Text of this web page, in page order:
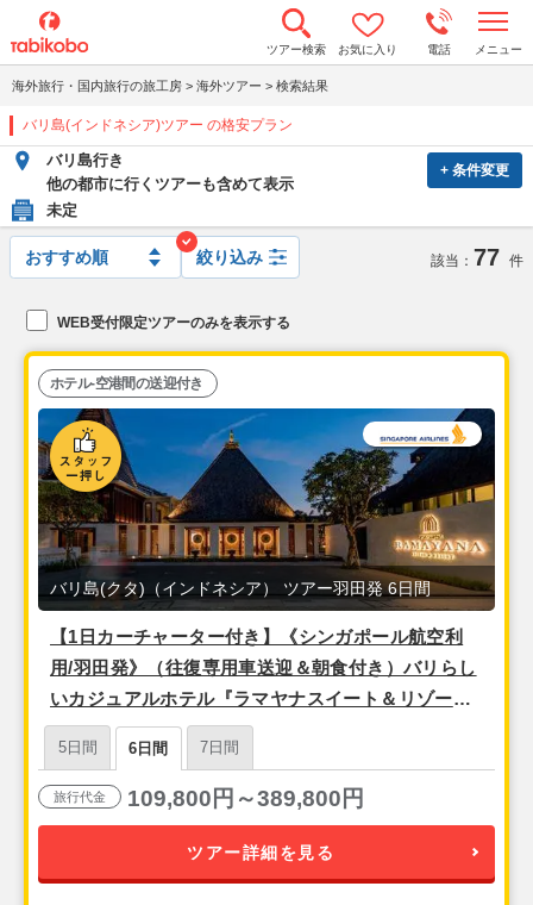
ツアー検索 お気に入り 電話 メニュー
o
n
a
v
t
海外旅行・国内旅行の旅工房 > 海外ツアー > 検索結果
バリ島(インドネシア)ツアー の格安プラン
+ 条件変更
バリ島行き
他の都市に行くツアーも含めて表示
未定
絞り込み 該当： 77 件
WEB受付限定ツアーのみを表示する
【1日カーチャーター付き】《シンガポール航空利
用/羽田発》（往復専用車送迎＆朝食付き）バリらし
いカジュアルホテル『ラマヤナスイート＆リゾート
【グランドデラックス】』バリ島6日間
バリ島(クタ)（インドネシア） ツアー羽田発 6日間
ホテル-空港間の送迎付き
5日間 6日間 7日間
旅行代金 109,800円～389,800円
ツアー詳細を見る